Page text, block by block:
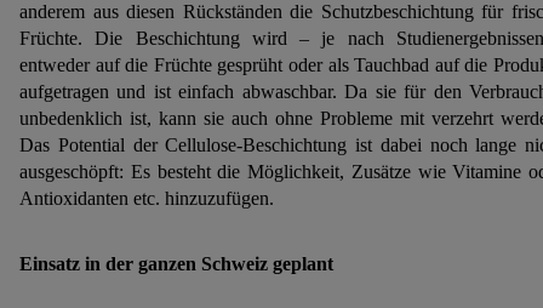
anderem aus diesen Rückständen die Schutzbeschichtung für
Früchte. Die Beschichtung wird – je nach
entweder auf die Früchte gesprüht oder als Tauchbad auf die
aufgetragen und ist einfach abwaschbar. Da sie für den
unbedenklich ist, kann sie auch ohne Probleme mit verzehrt
Das Potential der Cellulose-Beschichtung ist dabei noch lange
ausgeschöpft: Es besteht die Möglichkeit, Zusätze wie Vitamine
Antioxidanten etc. hinzuzufügen.
Einsatz in der ganzen Schweiz geplant